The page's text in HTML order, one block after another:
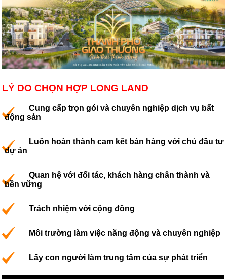
LÝ DO CHỌN HỢP LONG LAND
Cung cấp trọn gói và chuyên nghiệp dịch vụ bất
động sản
Luôn hoàn thành cam kết bán hàng với chủ đầu tư
dự án
Quan hệ với đối tác, khách hàng chân thành và
bền vững
Trách nhiệm với cộng đồng
Môi trường làm việc năng động và chuyên nghiệp
Lấy con người làm trung tâm của sự phát triển